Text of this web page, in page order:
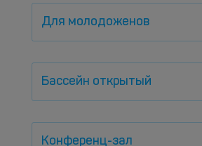
Для молодоженов
Бассейн открытый
Конференц-зал